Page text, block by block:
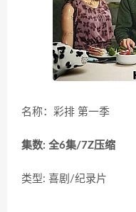
名称：彩排 第一季
集数: 全6集/7Z压缩
类型: 喜剧/纪录片